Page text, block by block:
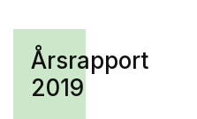
Årsrapport
2019